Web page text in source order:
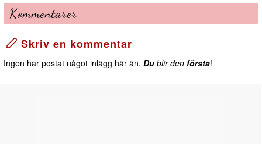
Kommentarer
Skriv en kommentar
Ingen har postat något inlägg här än. Du blir den första!